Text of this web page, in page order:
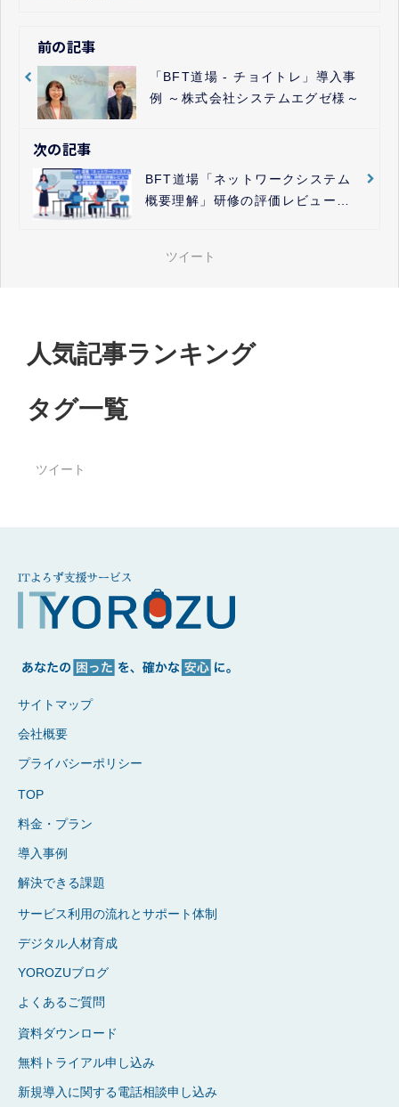
前の記事
「BFT道場 - チョイトレ」導入事
例 ～株式会社システムエグゼ様～
次の記事
BFT道場「ネットワークシステム
概要理解」研修の評価レビュー
ツイート
人気記事ランキング
タグ一覧
ツイート
サイトマップ
会社概要
プライバシーポリシー
TOP
料金・プラン
導入事例
解決できる課題
サービス利用の流れとサポート体制
デジタル人材育成
YOROZUブログ
よくあるご質問
資料ダウンロード
無料トライアル申し込み
新規導入に関する電話相談申し込み